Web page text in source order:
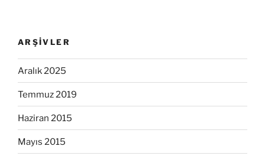
ARŞIVLER
Aralık 2025
Temmuz 2019
Haziran 2015
Mayıs 2015